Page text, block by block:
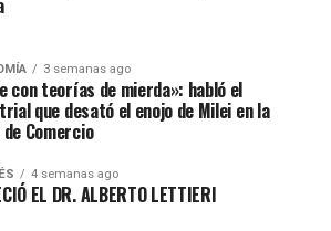
3 semanas ago
con teorías de mierda»: habló el
que desató el enojo de Milei en la
de Comercio
4 semanas ago
EL DR. ALBERTO LETTIERI